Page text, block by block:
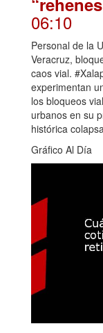
06:10
Personal de la
Veracruz,
caos vial.
experimentan
los bloqueos
urbanos en su
histórica
Gráfico Al Día